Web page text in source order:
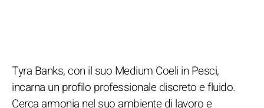
Tyra Banks, con il suo Medium Coeli in Pesci,
incarna un profilo professionale discreto e fluido.
Cerca armonia nel suo ambiente di lavoro e